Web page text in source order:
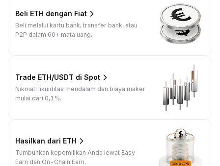
Beli ETH dengan Fiat
Beli melalui kartu bank, transfer bank, atau
P2P dalam 60+ mata uang.
Trade ETH/USDT di Spot
Nikmati likuiditas mendalam dan biaya maker
mulai dari 0,1%.
Hasilkan dari ETH
Tumbuhkan kepemilikan Anda lewat Easy
Earn dan On-Chain Earn.